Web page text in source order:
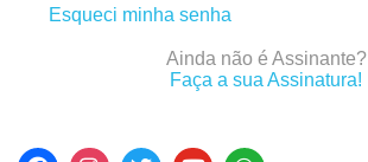
Esqueci minha senha
Ainda não é Assinante?
Faça a sua Assinatura!